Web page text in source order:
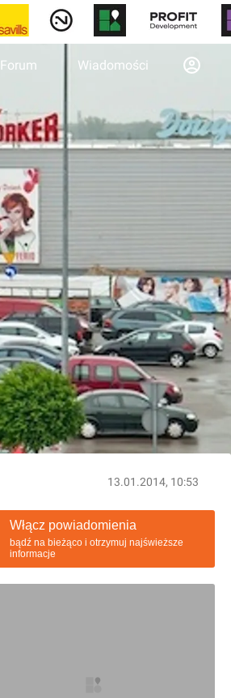
Forum Wiadomości
13.01.2014, 10:53
Włącz powiadomienia
bądź na bieżąco i otrzymuj najświeższe
informacje